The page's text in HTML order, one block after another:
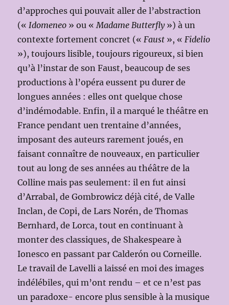
d’approches qui pouvait aller de l’abstraction
(« Idomeneo » ou « Madame Butterfly») à un
contexte fortement concret (« Faust », « Fidelio
»), toujours lisible, toujours rigoureux, si bien
qu’à l’instar de son Faust, beaucoup de ses
productions à l’opéra eussent pu durer de
longues années : elles ont quelque chose
d’indémodable. Enfin, il a marqué le théâtre en
France pendant uen trentaine d’années,
imposant des auteurs rarement joués, en
faisant connaître de nouveaux, en particulier
tout au long de ses années au théâtre de la
Colline mais pas seulement: il en fut ainsi
d’Arrabal, de Gombrowicz déjà cité, de Valle
Inclan, de Copi, de Lars Norén, de Thomas
Bernhard, de Lorca, tout en continuant à
monter des classiques, de Shakespeare à
Ionesco en passant par Calderón ou Corneille.
Le travail de Lavelli a laissé en moi des images
indélébiles, qui m’ont rendu – et ce n’est pas
un paradoxe- encore plus sensible à la musique